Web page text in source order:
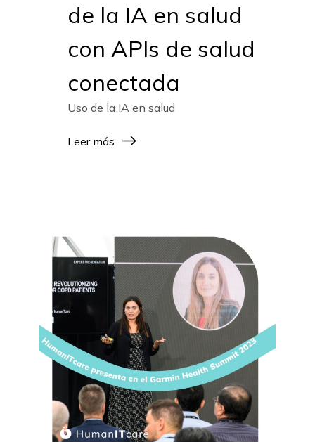
de la IA en salud
con APIs de salud
conectada
Uso de la IA en salud
Leer más